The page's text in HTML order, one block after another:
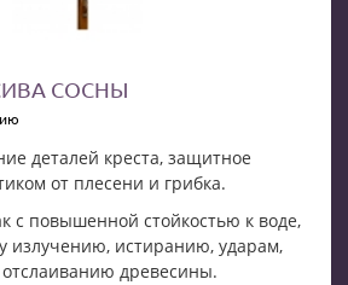
СОСНЫ
деталей креста, защитное
от плесени и грибка.
с повышенной стойкостью к воде,
излучению, истиранию, ударам,
древесины.